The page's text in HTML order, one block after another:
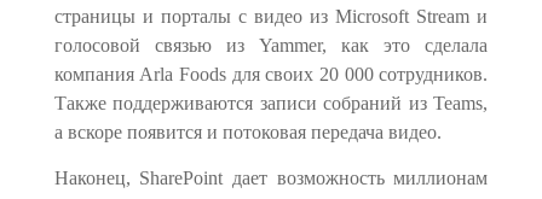
страницы и порталы с видео из Microsoft Stream и
голосовой связью из Yammer, как это сделала
компания Arla Foods для своих 20 000 сотрудников.
Также поддерживаются записи собраний из Teams,
а вскоре появится и потоковая передача видео.
Наконец, SharePoint дает возможность миллионам